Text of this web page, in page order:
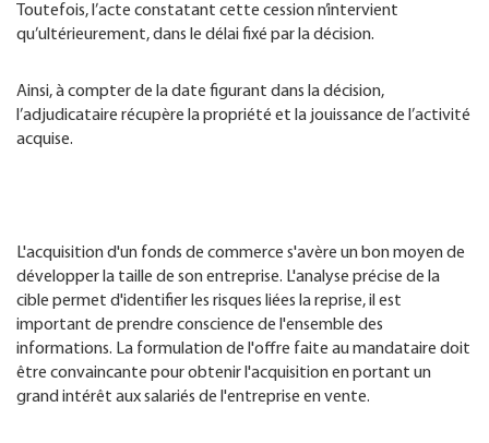
Toutefois, l’acte constatant cette cession n’intervient
qu’ultérieurement, dans le délai fixé par la décision.
Ainsi, à compter de la date figurant dans la décision,
l’adjudicataire récupère la propriété et la jouissance de l’activité
acquise.
L'acquisition d'un fonds de commerce s'avère un bon moyen de
développer la taille de son entreprise. L'analyse précise de la
cible permet d'identifier les risques liées la reprise, il est
important de prendre conscience de l'ensemble des
informations. La formulation de l'offre faite au mandataire doit
être convaincante pour obtenir l'acquisition en portant un
grand intérêt aux salariés de l'entreprise en vente.